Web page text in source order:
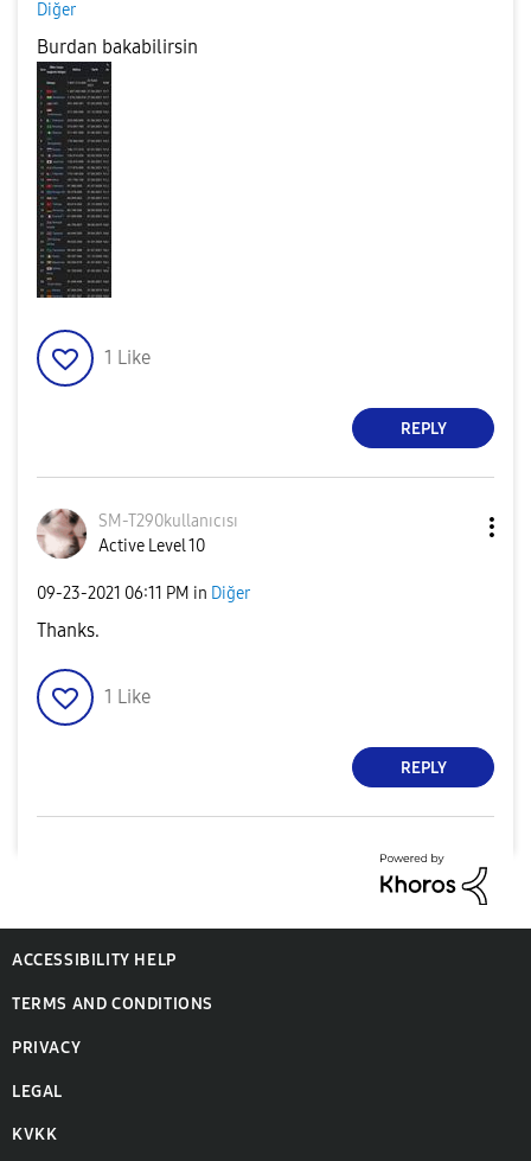
Diğer
Burdan bakabilirsin
1 Like
REPLY
SM-T290kullanıcısı
Active Level 10
‎09-23-2021 06:11 PM in Diğer
Thanks.
1 Like
REPLY
ACCESSIBILITY HELP
TERMS AND CONDITIONS
PRIVACY
LEGAL
KVKK